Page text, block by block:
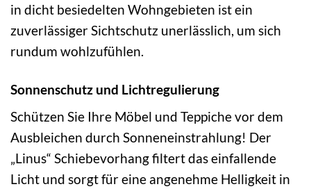
in dicht besiedelten Wohngebieten ist ein
zuverlässiger Sichtschutz unerlässlich, um sich
rundum wohlzufühlen.
Sonnenschutz und Lichtregulierung
Schützen Sie Ihre Möbel und Teppiche vor dem
Ausbleichen durch Sonneneinstrahlung! Der
„Linus“ Schiebevorhang filtert das einfallende
Licht und sorgt für eine angenehme Helligkeit in